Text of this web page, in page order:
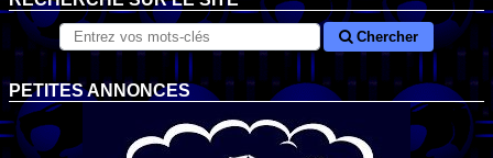
Chercher
PETITES ANNONCES